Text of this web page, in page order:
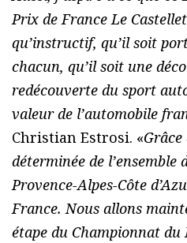
Prix de France Le
qu’instructif, qu’il soit
chacun, qu’il soit une
redécouverte du sport
valeur de l’automobile
Christian Estrosi. «
déterminée de l’ensemble
Provence-Alpes-Côte
France. Nous allons
étape du Championnat du